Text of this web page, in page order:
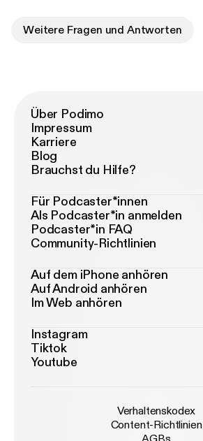
Weitere Fragen und Antworten
Über Podimo
Impressum
Karriere
Blog
Brauchst du Hilfe?
Für Podcaster*innen
Als Podcaster*in anmelden
Podcaster*in FAQ
Community-Richtlinien
Auf dem iPhone anhören
Auf Android anhören
Im Web anhören
Instagram
Tiktok
Youtube
Verhaltenskodex
Content-Richtlinien